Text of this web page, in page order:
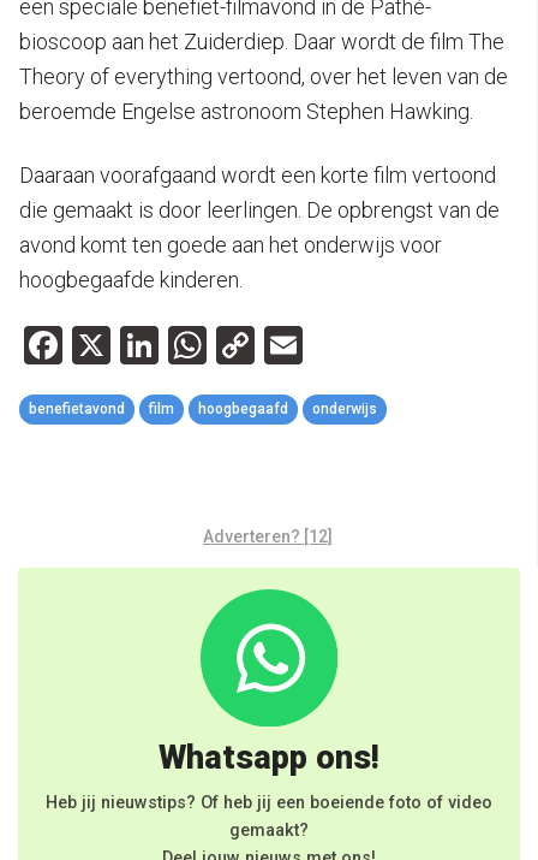
een speciale benefiet-filmavond in de Pathé-
bioscoop aan het Zuiderdiep. Daar wordt de film The
Theory of everything vertoond, over het leven van de
beroemde Engelse astronoom Stephen Hawking.
Daaraan voorafgaand wordt een korte film vertoond
die gemaakt is door leerlingen. De opbrengst van de
avond komt ten goede aan het onderwijs voor
hoogbegaafde kinderen.
Facebook
X LinkedIn
WhatsApp
Copy
Link
benefietavond film hoogbegaafd onderwijs
Adverteren? [12]
Whatsapp ons!
Heb jij nieuwstips? Of heb jij een boeiende foto of video
gemaakt?